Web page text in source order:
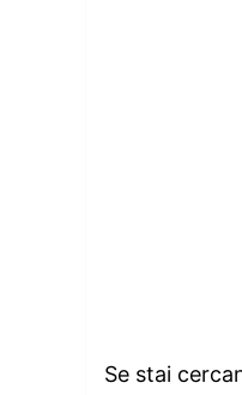
Se stai